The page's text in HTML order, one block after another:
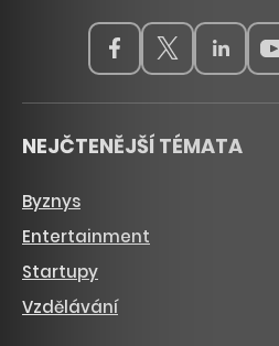
NEJČTENĚJŠÍ TÉMATA
Byznys
Entertainment
Startupy
Vzdělávání